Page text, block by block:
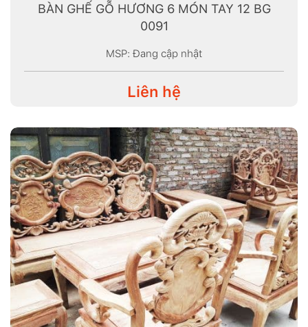
BÀN GHẾ GỖ HƯƠNG 6 MÓN TAY 12 BG
0091
MSP: Đang cập nhật
Liên hệ